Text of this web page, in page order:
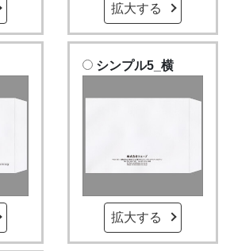
拡大する
シンプル5_横
拡大する